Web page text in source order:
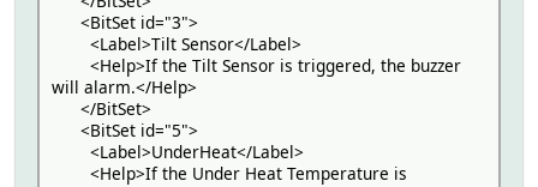
<BitSet id="3">
<Label>Tilt Sensor</Label>
<Help>If the Tilt Sensor is triggered, the buzzer
will alarm.</Help>
</BitSet>
<BitSet id="5">
<Label>UnderHeat</Label>
<Help>If the Under Heat Temperature is